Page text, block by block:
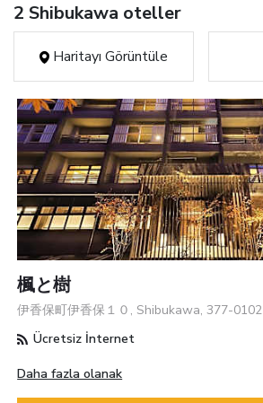
2 Shibukawa oteller
Haritayı Görüntüle
楓と樹
伊香保町伊香保１０, Shibukawa, 377-0102
Ücretsiz İnternet
Daha fazla olanak